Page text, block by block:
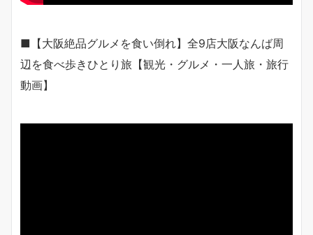
■【大阪絶品グルメを食い倒れ】全9店大阪なんば周
辺を食べ歩きひとり旅【観光・グルメ・一人旅・旅行
動画】